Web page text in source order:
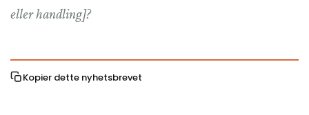
eller handling]?
Kopier dette nyhetsbrevet